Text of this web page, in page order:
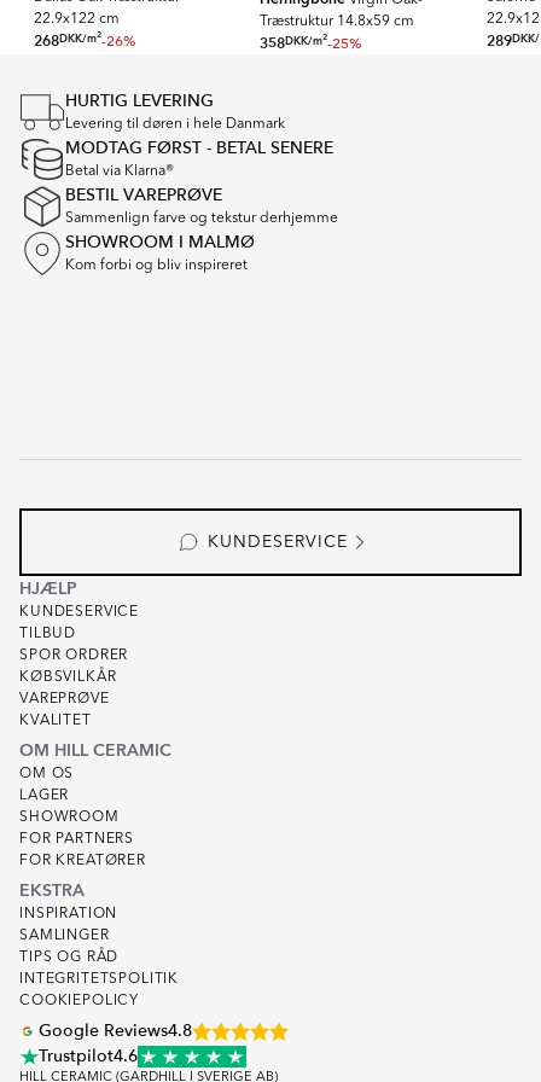
Ultramat
En meget mat overflade med minimal lysrefleksion. Ultramatte
22.9x122 cm
268DKK/m2-26%
Træstruktur 14.8x59 cm
358DKK/m2-25% 289DKK/
1
of
16
HURTIG LEVERING
Levering til døren i hele Danmark
MODTAG FØRST - BETAL SENERE
Betal via Klarna®
BESTIL VAREPRØVE
Sammenlign farve og tekstur derhjemme
SHOWROOM I MALMØ
Kom forbi og bliv inspireret
KUNDESERVICE
HJÆLP
KUNDESERVICE
TILBUD
SPOR ORDRER
KØBSVILKÅR
VAREPRØVE
KVALITET
OM HILL CERAMIC
OM OS
LAGER
SHOWROOM
FOR PARTNERS
FOR KREATØRER
EKSTRA
INSPIRATION
SAMLINGER
TIPS OG RÅD
INTEGRITETSPOLITIK
COOKIEPOLICY
Google Reviews4.8
Trustpilot4.6
HILL CERAMIC (GARDHILL I SVERIGE AB)